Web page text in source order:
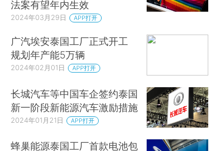
法案有望年内生效
2024年03月29日 APP打开
广汽埃安泰国工厂正式开工
规划年产能5万辆
2024年02月01日 APP打开
长城汽车等中国车企签约泰国
新一阶段新能源汽车激励措施
2024年01月21日 APP打开
蜂巢能源泰国工厂首款电池包